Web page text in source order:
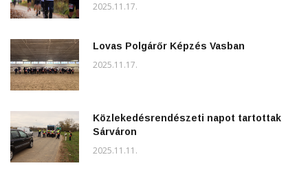
2025.11.17.
Lovas Polgárőr Képzés Vasban
2025.11.17.
Közlekedésrendészeti napot tartottak
Sárváron
2025.11.11.